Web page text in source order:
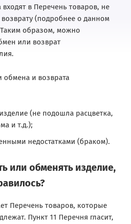
в Перечень товаров, не
(подробнее о данном
Таким образом, можно
или возврат
обмена и возврата
(не подошла расцветка,
и т.д.);
недостатками (браком).
или обменять изделие,
Перечень товаров, которые
Пункт 11 Перечня гласит,